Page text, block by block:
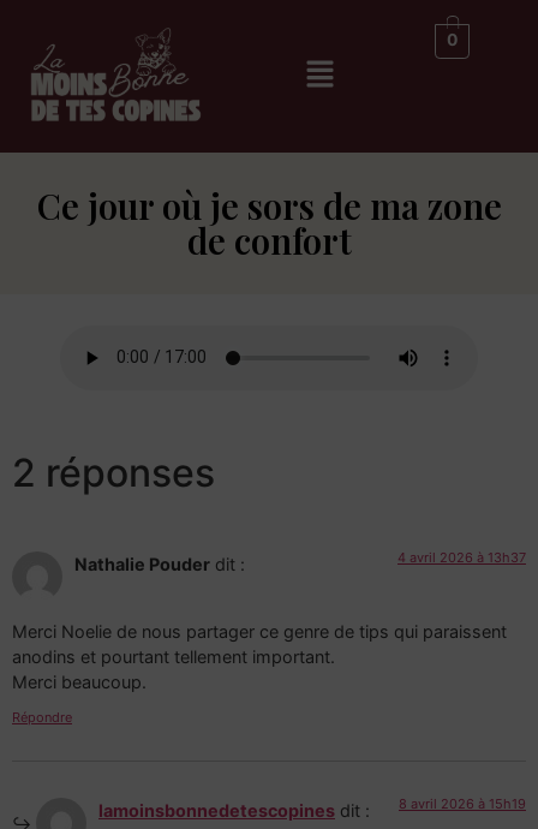
0
Ce jour où je sors de ma zone
de confort
2 réponses
Nathalie Pouder dit : 4 avril 2026 à 13h37
Merci Noelie de nous partager ce genre de tips qui paraissent
anodins et pourtant tellement important.
Merci beaucoup.
Répondre
lamoinsbonnedetescopines dit : 8 avril 2026 à 15h19